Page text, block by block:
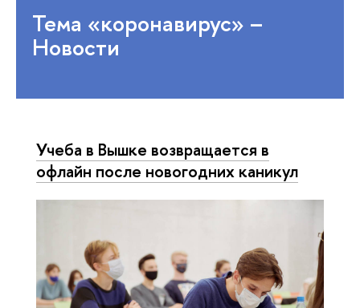
Тема «коронавирус» –
Новости
Учеба в Вышке возвращается в
офлайн после новогодних каникул